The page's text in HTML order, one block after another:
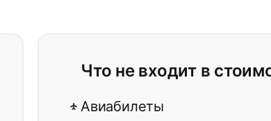
Что не входит в
Авиабилеты